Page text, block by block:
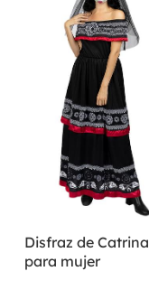
Disfraz de Catrina
para mujer